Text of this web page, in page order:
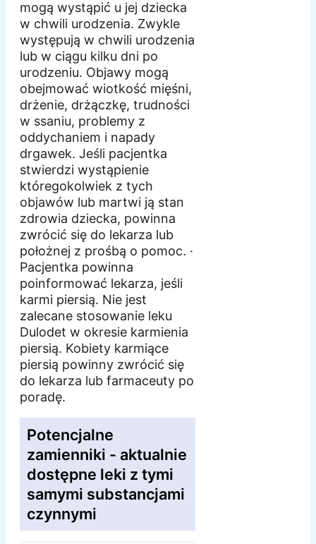
mogą wystąpić u jej dziecka
w chwili urodzenia. Zwykle
występują w chwili urodzenia
lub w ciągu kilku dni po
urodzeniu. Objawy mogą
obejmować wiotkość mięśni,
drżenie, drżączkę, trudności
w ssaniu, problemy z
oddychaniem i napady
drgawek. Jeśli pacjentka
stwierdzi wystąpienie
któregokolwiek z tych
objawów lub martwi ją stan
zdrowia dziecka, powinna
zwrócić się do lekarza lub
położnej z prośbą o pomoc. ·
Pacjentka powinna
poinformować lekarza, jeśli
karmi piersią. Nie jest
zalecane stosowanie leku
Dulodet w okresie karmienia
piersią. Kobiety karmiące
piersią powinny zwrócić się
do lekarza lub farmaceuty po
poradę.
Potencjalne
zamienniki - aktualnie
dostępne leki z tymi
samymi substancjami
czynnymi